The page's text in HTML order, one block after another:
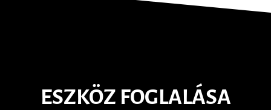
ESZKÖZ FOGLALÁSA